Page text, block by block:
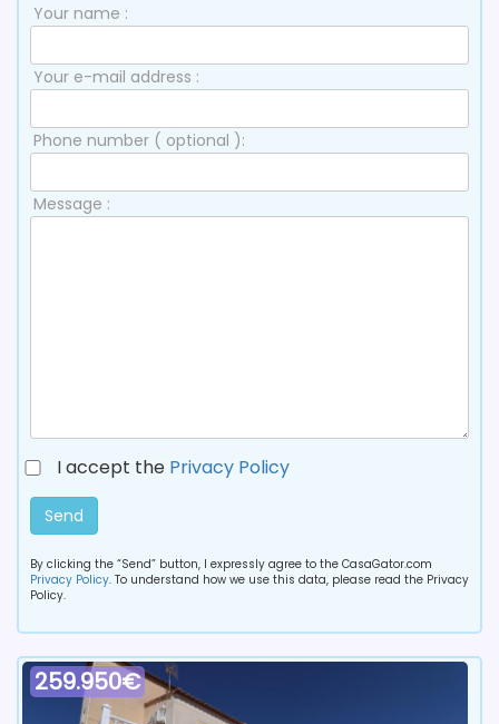
Your name :
Your e-mail address :
Phone number ( optional ):
Message :
I accept the Privacy Policy
Send
By clicking the “Send” button, I expressly agree to the CasaGator.com
Privacy Policy. To understand how we use this data, please read the Privacy
Policy.
259.950€